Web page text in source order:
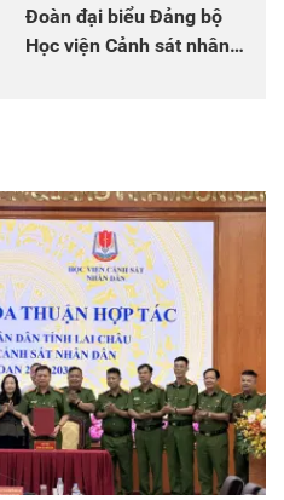
Đoàn đại biểu Đảng bộ
Học viện Cảnh sát nhân